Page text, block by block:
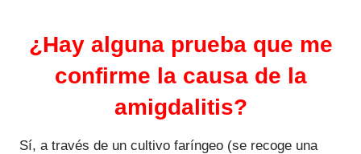
¿Hay alguna prueba que me
confirme la causa de la
amigdalitis?
Sí, a través de un cultivo faríngeo (se recoge una